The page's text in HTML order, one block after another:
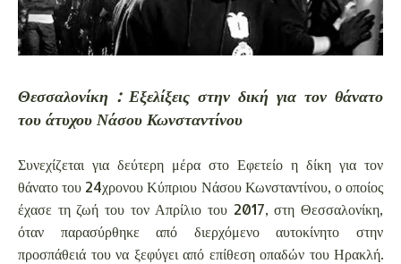
Θεσσαλονίκη : Εξελίξεις στην δική για τον θάνατο
του άτυχου Νάσου Κωνσταντίνου
Συνεχίζεται για δεύτερη μέρα στο Εφετείο η δίκη για τον
θάνατο του 24χρονου Κύπριου Νάσου Κωνσταντίνου, ο οποίος
έχασε τη ζωή του τον Απρίλιο του 2017, στη Θεσσαλονίκη,
όταν παρασύρθηκε από διερχόμενο αυτοκίνητο στην
προσπάθειά του να ξεφύγει από επίθεση οπαδών του Ηρακλή.